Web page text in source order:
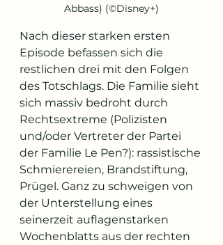
Abbass) (©Disney+)
Nach dieser starken ersten
Episode befassen sich die
restlichen drei mit den Folgen
des Totschlags. Die Familie sieht
sich massiv bedroht durch
Rechtsextreme (Polizisten
und/oder Vertreter der Partei
der Familie Le Pen?): rassistische
Schmierereien, Brandstiftung,
Prügel. Ganz zu schweigen von
der Unterstellung eines
seinerzeit auflagenstarken
Wochenblatts aus der rechten